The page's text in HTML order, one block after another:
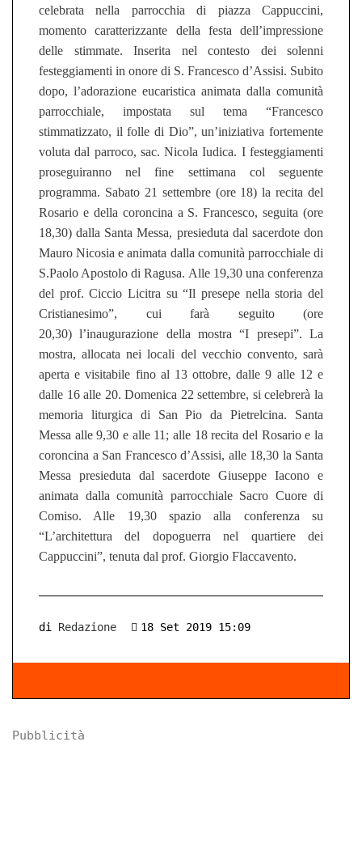
celebrata nella parrocchia di piazza Cappuccini,
momento caratterizzante della festa dell’impressione
delle stimmate. Inserita nel contesto dei solenni
festeggiamenti in onore di S. Francesco d’Assisi. Subito
dopo, l’adorazione eucaristica animata dalla comunità
parrocchiale, impostata sul tema “Francesco
stimmatizzato, il folle di Dio”,un’iniziativa fortemente
voluta dal parroco, sac. Nicola Iudica. I festeggiamenti
proseguirannonel fine settimana col seguente
programma. Sabato 21 settembre (ore 18) la recita del
Rosario e della coroncina a S. Francesco,seguita (ore
18,30)dalla Santa Messa, presieduta dal sacerdote don
Mauro Nicosia e animata dalla comunità parrocchiale di
S.Paolo Apostolo di Ragusa. Alle 19,30 una conferenza
del prof. Ciccio Licitra su “Il presepe nella storia del
Cristianesimo”, cui farà seguito (ore
20,30) l’inaugurazione della mostra “I presepi”. La
mostra,allocatanei locali del vecchio convento,sarà
aperta e visitabile fino al 13 ottobre, dalle 9 alle 12 e
dalle 16 alle 20.Domenica 22 settembre, si celebrerà la
memoria liturgica di San Pio da Pietrelcina. Santa
Messa alle 9,30 e alle 11;alle 18recita del Rosario e la
coroncina a San Francesco d’Assisi, alle 18,30 la Santa
Messa presieduta dal sacerdote Giuseppe Iacono e
animata dalla comunità parrocchiale Sacro Cuore di
Comiso. Alle 19,30 spazio alla conferenza su
“L’architettura del dopoguerra nel quartiere dei
Cappuccini”, tenuta dal prof. Giorgio Flaccavento.
di Redazione 18 Set 2019 15:09
Pubblicità